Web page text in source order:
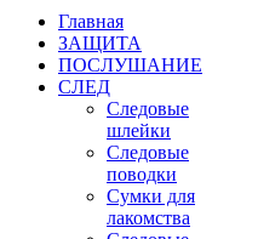
Главная
ЗАЩИТА
ПОСЛУШАНИЕ
СЛЕД
Следовые
шлейки
Следовые
поводки
Сумки для
лакомства